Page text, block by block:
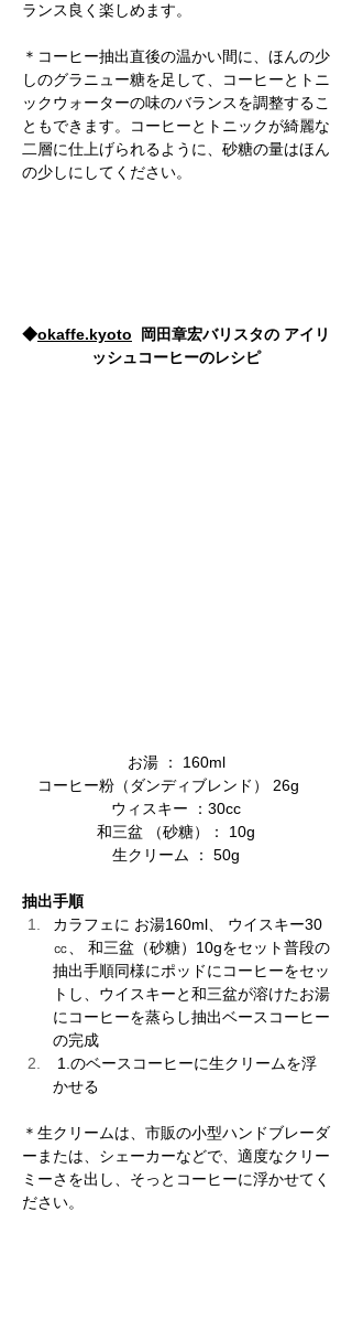
ランス良く楽しめます。
＊コーヒー抽出直後の温かい間に、ほんの少
しのグラニュー糖を足して、コーヒーとトニ
ックウォーターの味のバランスを調整するこ
ともできます。コーヒーとトニックが綺麗な
二層に仕上げられるように、砂糖の量はほん
の少しにしてください。
◆okaffe.kyoto 岡田章宏バリスタの アイリ
ッシュコーヒーのレシピ
​お湯 ： 160ml
コーヒー粉（ダンディブレンド） 26g
​ウィスキー ：30cc
和三盆 （砂糖）： 10g
生クリーム ： 50g
抽出手順
カラフェに お湯160ml、 ウイスキー30
㏄、 和三盆（砂糖）10gをセット普段の
抽出手順同様にポッドにコーヒーをセッ
トし、ウイスキーと和三盆が溶けたお湯
にコーヒーを蒸らし抽出ベースコーヒー
の完成
1.のベースコーヒーに生クリームを浮
かせる
＊生クリームは、市販の小型ハンドブレーダ
ーまたは、シェーカーなどで、適度なクリー
ミーさを出し、そっとコーヒーに浮かせてく
ださい。